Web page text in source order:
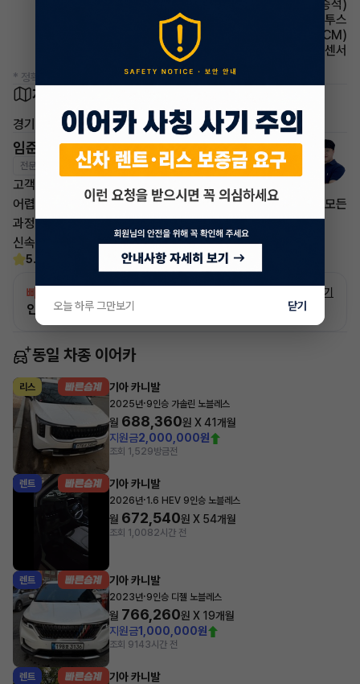
시트 전동시트(동승석)
유무선단자 블루투스
룸미러 전자식 룸미러(ECM)
주차보조 후방감지센서
* 정확한 정보는 판매자와 반드시 확인하시기 바랍니다.
차량 위치
경기 화성시
임준영 매니저
전문교육수료 자격인증완료
고객님의 만족이 첫번째 목표입니다.
어렵고 복잡한 리스/렌트 처분 손실은 줄이고 빠른승계 처리로 모든
과정을 안전하고
신속하게 차량 인도까지 책임지도록 하겠습니다.
5.0
빠른승계
인증 차량으로 승계하는 이유?
자세히 보기
동일 차종 이어카
리스 기아 카니발
2025년·9인승 가솔린 노블레스
월 688,360원 X41개월
지원금2,000,000원
조회 1,529방금전
렌트 기아 카니발
2026년·1.6 HEV 9인승 노블레스
월 672,540원 X 54개월
조회 1,0082시간 전
렌트 기아 카니발
2023년·9인승 디젤 노블레스
월 766,260원 X 19개월
지원금1,000,000원
조회 9143시간 전
렌트 기아 카니발
오늘 하루 그만보기 닫기